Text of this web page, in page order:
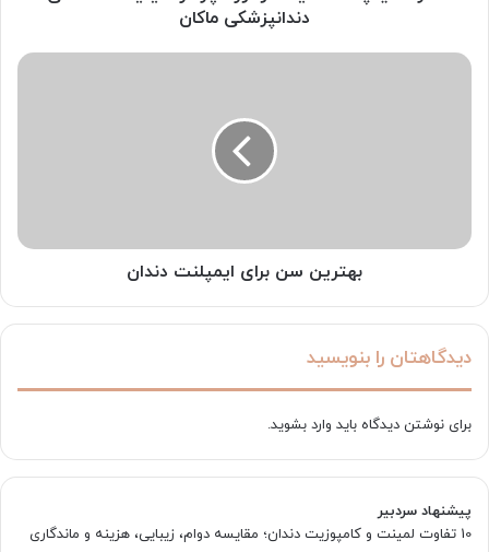
دندانپزشکی ماکان
بهترین
بهترین سن برای ایمپلنت دندان
دیدگاهتان را بنویسید
برای نوشتن دیدگاه باید وارد بشوید.
پیشنهاد سردبیر
10 تفاوت لمینت و کامپوزیت دندان؛ مقایسه دوام، زیبایی، هزینه و ماندگاری